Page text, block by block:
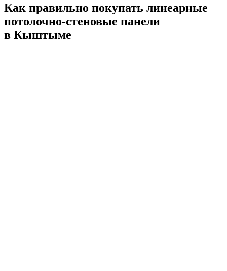
Как правильно покупать линеарные
потолочно-стеновые панели
в Кыштыме